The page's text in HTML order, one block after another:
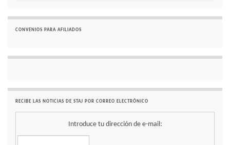
CONVENIOS PARA AFILIADOS
RECIBE LAS NOTICIAS DE STAJ POR CORREO ELECTRÓNICO
Introduce tu dirección de e-mail: